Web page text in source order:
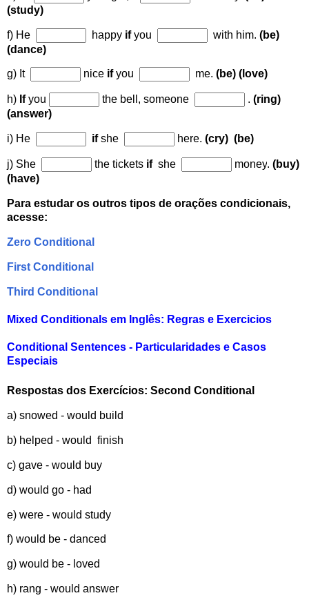
(study)
f) He happy ifyou with him. (be)
(dance)
g) It nice ifyou me. (be) (love)
h) Ifyou the bell, someone . (ring)
(answer)
i) He ifshe here. (cry) (be)
j) She the tickets ifshe money. (buy)
(have)
Para estudar os outros tipos de orações condicionais,
acesse:
Zero Conditional
First Conditional
Third Conditional
Mixed Conditionals em Inglês: Regras e Exercicios
Conditional Sentences - Particularidades e Casos
Especiais
Respostas dos Exercícios: Second Conditional
a) snowed - would build
b) helped - would finish
c) gave - would buy
d) would go - had
e) were - would study
f) would be - danced
g) would be - loved
h) rang - would answer